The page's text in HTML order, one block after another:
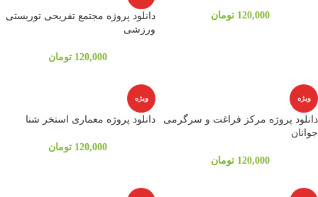
120,000 تومان
دانلود پروژه مجتمع تفریحی توریستی
ورزشی
120,000 تومان
ویژه
دانلود پروژه مرکز فراغت و سرگرمی
جوانان
120,000 تومان
ویژه
دانلود پروژه معماری استخر شنا
120,000 تومان